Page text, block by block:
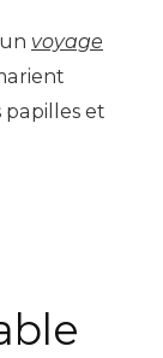
voyage
et